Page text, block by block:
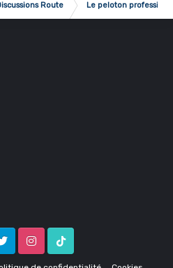
Route Le peloton
InstagramTik Tok